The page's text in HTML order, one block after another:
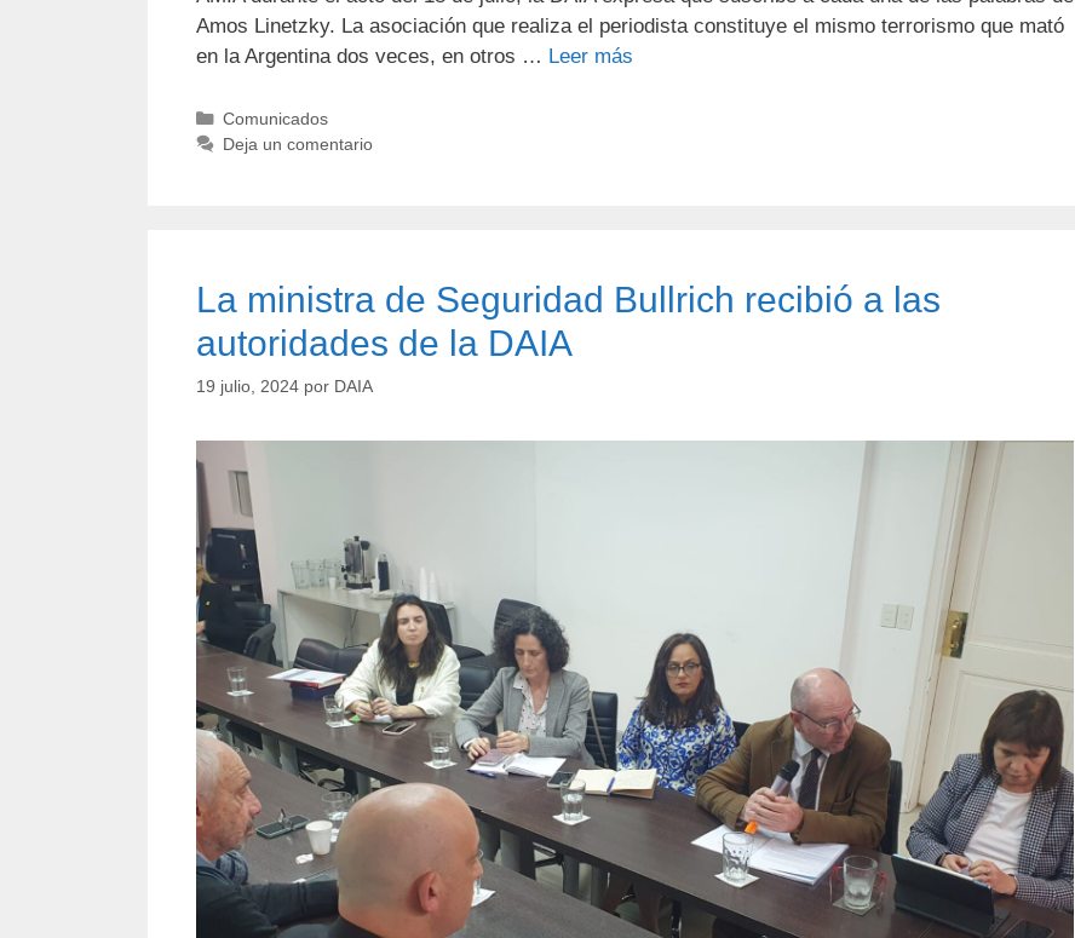
Amos Linetzky. La asociación que realiza el periodista constituye el mismo terrorismo que mató
en la Argentina dos veces, en otros … Leer más
Comunicados
Deja un comentario
La ministra de Seguridad Bullrich recibió a las
autoridades de la DAIA
19 julio, 2024 por DAIA